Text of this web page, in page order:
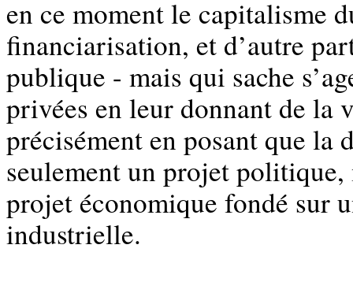
en ce moment le capitalisme
financiarisation, et d’autre
publique - mais qui sache
privées en leur donnant de la
précisément en posant que la
seulement un projet politique,
projet économique fondé sur
industrielle.